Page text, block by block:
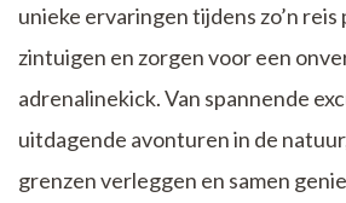
unieke ervaringen tijdens zo’n reis
zintuigen en zorgen voor een
adrenalinekick. Van spannende
uitdagende avonturen in de
grenzen verleggen en samen